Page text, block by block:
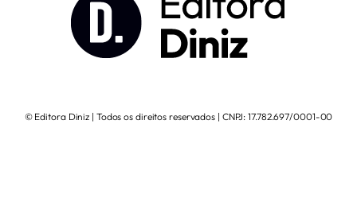
© Editora Diniz | Todos os direitos reservados | CNPJ: 17.782.697/0001-00